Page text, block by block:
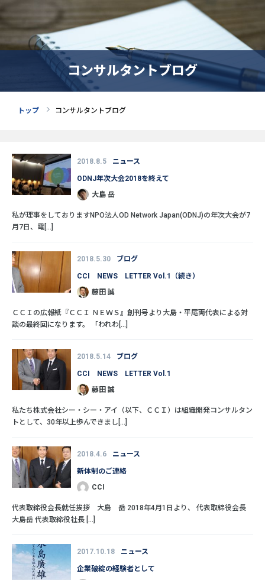
コンサルタントブログ
トップ コンサルタントブログ
2018.8.5 ニュース
ODNJ年次大会2018を終えて
大島 岳
私が理事をしておりますNPO法人OD Network Japan(ODNJ)の年次大会が7
月7日、電[...]
2018.5.30 ブログ
CCI NEWS LETTER Vol.1（続き）
藤田 誠
ＣＣＩの広報紙『ＣＣＩ ＮＥＷＳ』創刊号より大島・平尾両代表による対
談の最終回になります。 「われわ[...]
2018.5.14 ブログ
CCI NEWS LETTER Vol.1
藤田 誠
私たち株式会社シー・シー・アイ（以下、ＣＣＩ）は組織開発コンサルタン
トとして、30年以上歩んできまし[...]
2018.4.6 ニュース
新体制のご連絡
CCI
代表取締役会長就任挨拶 大島 岳 2018年4月1日より、 代表取締役会長
大島岳 代表取締役社長 [...]
2017.10.18 ニュース
企業破綻の経験者として